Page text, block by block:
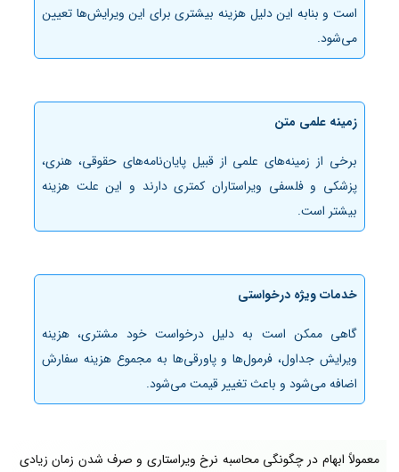
است و بنابه این دلیل هزینه بیشتری برای این ویرایش‌ها تعیین
می‌شود.
زمینه علمی متن
برخی از زمینه‌های علمی از قبیل پایان‌نامه‌های حقوقی، هنری،
پزشکی و فلسفی ویراستاران کمتری دارند و این علت هزینه
بیشتر است.
خدمات ویژه درخواستی
گاهی ممکن است به دلیل درخواست خود مشتری، هزینه
ویرایش جداول، فرمول‌ها و پاورقی‌ها به مجموع هزینه سفارش
اضافه می‌شود و باعث تغییر قیمت می‌شود.
معمولاً ابهام در چگونگی محاسبه نرخ ویراستاری و صرف شدن زمان زیادی